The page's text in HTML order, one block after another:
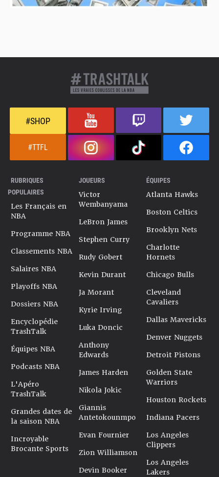
#SHOP
#TTFL
RUBRIQUES
POPULAIRES
Les Français en
NBA
Programme NBA
Classements NBA
Salaires NBA
Playoffs NBA
Dossiers NBA
Encyclopédie
TrashTalk
Équipes NBA
Podcasts NBA
L'Apéro
TrashTalk
Grandes dates de
la saison NBA
Incroyable
Brocante Sports
JOUEURS
Victor
Wembanyama
LeBron James
Stephen Curry
Rudy Gobert
Kevin Durant
Ja Morant
Kyrie Irving
Luka Doncic
Anthony
Edwards
James Harden
Nikola Jokic
Giannis
Antetokounmpo
Evan Fournier
Zion Williamson
Devin Booker
ÉQUIPES
Atlanta Hawks
Boston Celtics
Brooklyn Nets
Charlotte
Hornets
Chicago Bulls
Cleveland
Cavaliers
Dallas Mavericks
Denver Nuggets
Detroit Pistons
Golden State
Warriors
Houston Rockets
Indiana Pacers
Los Angeles
Clippers
Los Angeles
Lakers